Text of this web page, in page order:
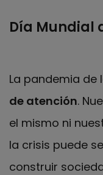
Día Mundial
La pandemia de
de atención.
el mismo ni
la crisis puede
construir